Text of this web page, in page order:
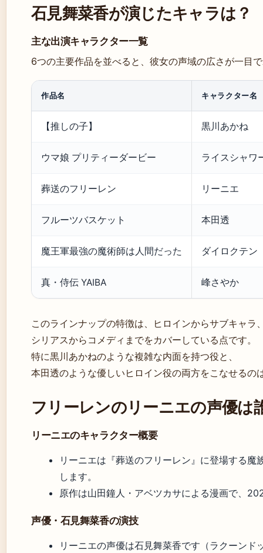
石見舞菜香が演じたキャラは？
主な出演キャラクター一覧
6つの主要作品を並べると、彼女の声域の広さが一目
作品名 キャラクター名
【推しの子】 黒川あかね
ウマ娘 プリティーダービー ライスシャワ
葬送のフリーレン リーニエ
フルーツバスケット 本田透
魔王軍最強の魔術師は人間だった ダイロクテン
真・侍伝 YAIBA 峰さやか
このラインナップの特徴は、ヒロインからサブキャラ
シリアスからコメディまでをカバーしている点です。
特に黒川あかねのような複雑な内面を持つ役と、
本田透のような優しいヒロイン役の両方をこなせるの
フリーレンのリーニエの声優は
リーニエのキャラクター概要
リーニエは『葬送のフリーレン』に登場する
します。
原作は山田鐘人・アベツカサによる漫画で、
声優・石見舞菜香の演技
リーニエの声優は石見舞菜香です（ラクーン